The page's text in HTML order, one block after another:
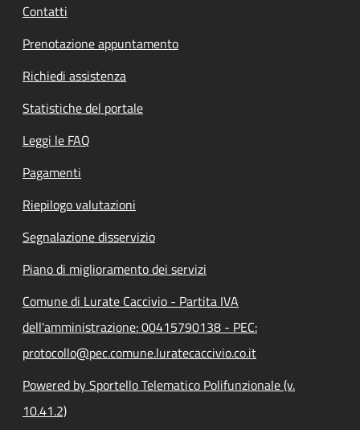
Contatti
Prenotazione appuntamento
Richiedi assistenza
Statistiche del portale
Leggi le FAQ
Pagamenti
Riepilogo valutazioni
Segnalazione disservizio
Piano di miglioramento dei servizi
Comune di Lurate Caccivio - Partita IVA
dell'amministrazione: 00415790138 - PEC:
protocollo@pec.comune.luratecaccivio.co.it
Powered by Sportello Telematico Polifunzionale (v.
10.41.2)